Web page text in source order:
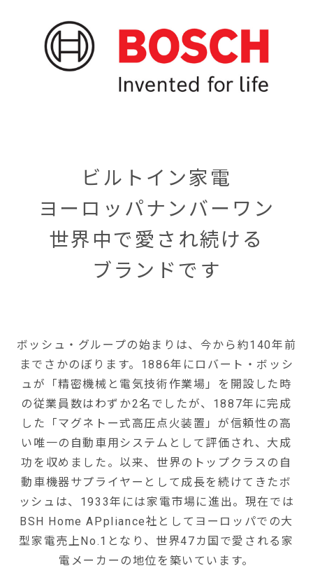
ビルトイン家電
ヨーロッパナンバーワン
世界中で愛され続ける
ブランドです
ボッシュ・グループの始まりは、今から約140年前
までさかのぼります。1886年にロバート・ボッシ
ュが「精密機械と電気技術作業場」を開設した時
の従業員数はわずか2名でしたが、1887年に完成
した「マグネトー式高圧点火装置」が信頼性の高
い唯一の自動車用システムとして評価され、大成
功を収めました。以来、世界のトップクラスの自
動車機器サプライヤーとして成長を続けてきたボ
ッシュは、1933年には家電市場に進出。現在では
BSH Home APpliance社としてヨーロッパでの大
型家電売上No.1となり、世界47カ国で愛される家
電メーカーの地位を築いています。